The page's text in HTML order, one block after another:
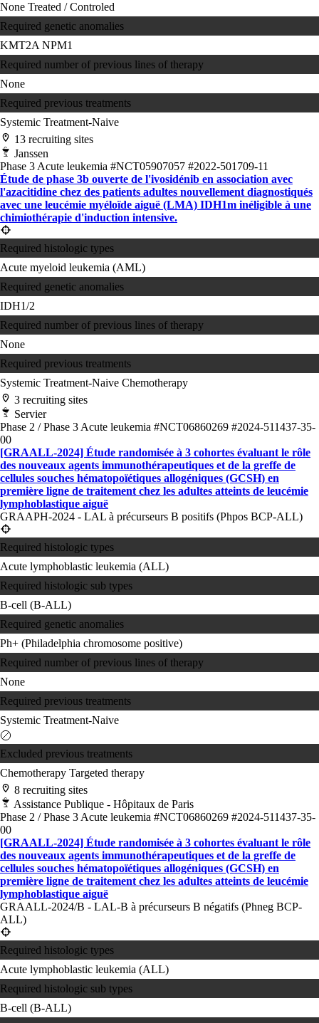
None Treated / Controled
Required genetic anomalies
KMT2ANPM1
Required number of previous lines of therapy
None
Required previous treatments
Systemic Treatment-Naive
13 recruiting sites
Janssen
Phase 3Acute leukemia #NCT05907057 #2022-501709-11
Étude de phase 3b ouverte de l'ivosidénib en association avec
l'azacitidine chez des patients adultes nouvellement diagnostiqués
avec une leucémie myéloïde aiguë (LMA) IDH1m inéligible à une
chimiothérapie d'induction intensive.
Required histologic types
Acute myeloid leukemia (AML)
Required genetic anomalies
IDH1/2
Required number of previous lines of therapy
None
Required previous treatments
Systemic Treatment-Naive Chemotherapy
3 recruiting sites
Servier
Phase 2 / Phase 3Acute leukemia #NCT06860269 #2024-511437-35-
00
[GRAALL-2024] Étude randomisée à 3 cohortes évaluant le rôle
des nouveaux agents immunothérapeutiques et de la greffe de
cellules souches hématopoïétiques allogéniques (GCSH) en
première ligne de traitement chez les adultes atteints de leucémie
lymphoblastique aiguë
GRAAPH-2024 - LAL à précurseurs B positifs (Phpos BCP-ALL)
Required histologic types
Acute lymphoblastic leukemia (ALL)
Required histologic sub types
B-cell (B-ALL)
Required genetic anomalies
Ph+ (Philadelphia chromosome positive)
Required number of previous lines of therapy
None
Required previous treatments
Systemic Treatment-Naive
Excluded previous treatments
Chemotherapy Targeted therapy
8 recruiting sites
Assistance Publique - Hôpitaux de Paris
Phase 2 / Phase 3Acute leukemia #NCT06860269 #2024-511437-35-
00
[GRAALL-2024] Étude randomisée à 3 cohortes évaluant le rôle
des nouveaux agents immunothérapeutiques et de la greffe de
cellules souches hématopoïétiques allogéniques (GCSH) en
première ligne de traitement chez les adultes atteints de leucémie
lymphoblastique aiguë
GRAALL-2024/B - LAL-B à précurseurs B négatifs (Phneg BCP-
ALL)
Required histologic types
Acute lymphoblastic leukemia (ALL)
Required histologic sub types
B-cell (B-ALL)